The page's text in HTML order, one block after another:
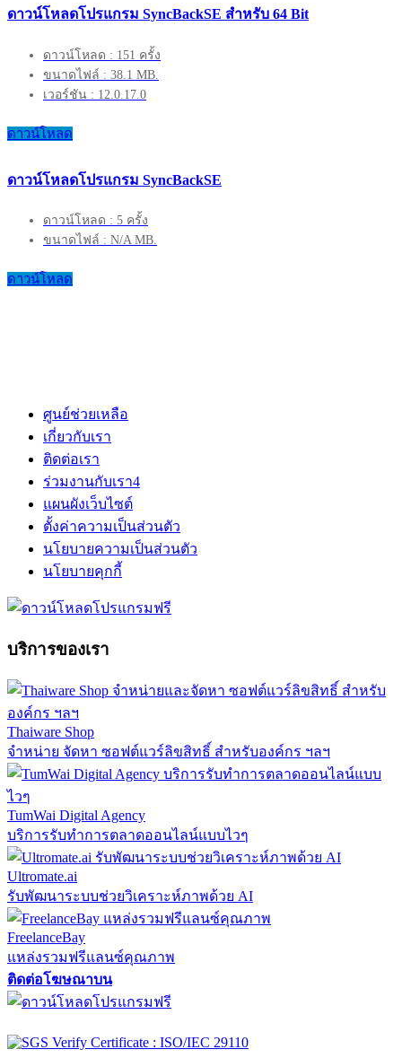
ดาวน์โหลดโปรแกรม SyncBackSE สำหรับ 64 Bit
ดาวน์โหลด : 151 ครั้ง
ขนาดไฟล์ : 38.1 MB.
เวอร์ชัน : 12.0.17.0
ดาวน์โหลด
ดาวน์โหลดโปรแกรม SyncBackSE
ดาวน์โหลด : 5 ครั้ง
ขนาดไฟล์ : N/A MB.
ดาวน์โหลด
ศูนย์ช่วยเหลือ
เกี่ยวกับเรา
ติดต่อเรา
ร่วมงานกับเรา4
แผนผังเว็บไซต์
ตั้งค่าความเป็นส่วนตัว
นโยบายความเป็นส่วนตัว
นโยบายคุกกี้
บริการของเรา
Thaiware Shop
จำหน่าย จัดหา ซอฟต์แวร์ลิขสิทธิ์ สำหรับองค์กร ฯลฯ
TumWai Digital Agency
บริการรับทำการตลาดออนไลน์แบบไวๆ
Ultromate.ai
รับพัฒนาระบบช่วยวิเคราะห์ภาพด้วย AI
FreelanceBay
แหล่งรวมฟรีแลนซ์คุณภาพ
ติดต่อโฆษณาบน